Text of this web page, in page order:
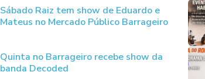
Sábado Raiz tem show de Eduardo e
Mateus no Mercado Público Barrageiro
Quinta no Barrageiro recebe show da
banda Decoded